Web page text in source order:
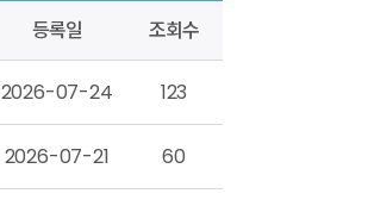
등록일 조회수
2026-07-24 123
2026-07-21 60